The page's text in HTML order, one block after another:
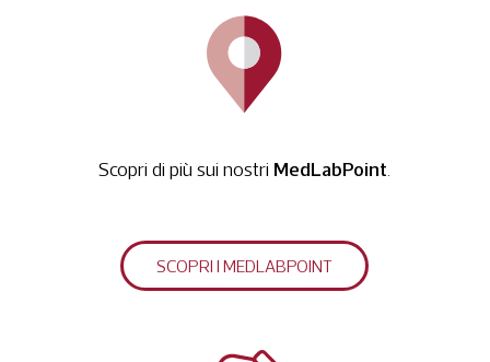
Scopri di più sui nostri MedLabPoint.
SCOPRI I MEDLABPOINT